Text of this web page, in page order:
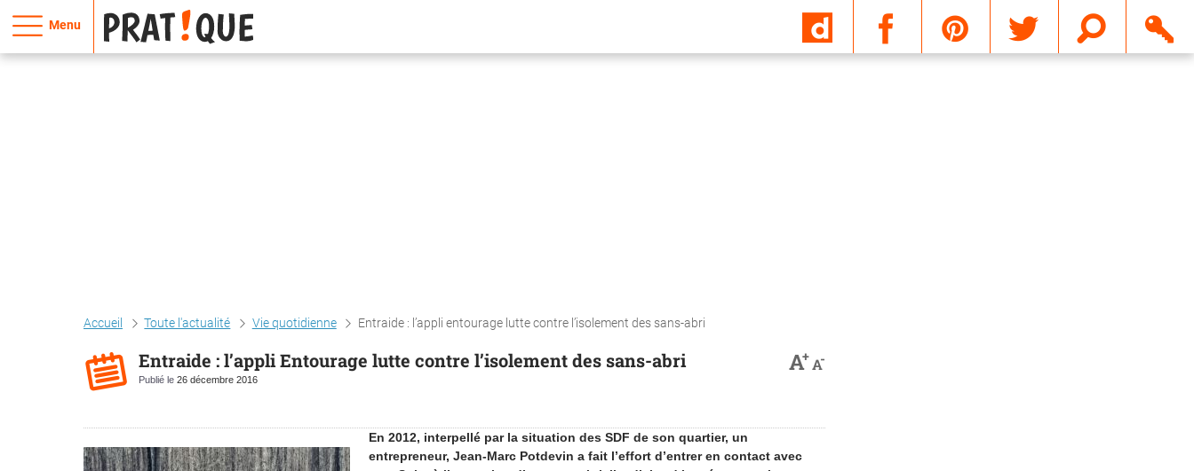
Menu
Accueil Toute l'actualité Vie quotidienne Entraide : l’appli entourage lutte contre l’isolement des sans-abri
Entraide : l’appli Entourage lutte contre l’isolement des sans-abri
Publié le 26 décembre 2016
A+A-
En 2012, interpellé par la situation des SDF de son quartier, un
entrepreneur, Jean-Marc Potdevin a fait l’effort d’entrer en contact avec